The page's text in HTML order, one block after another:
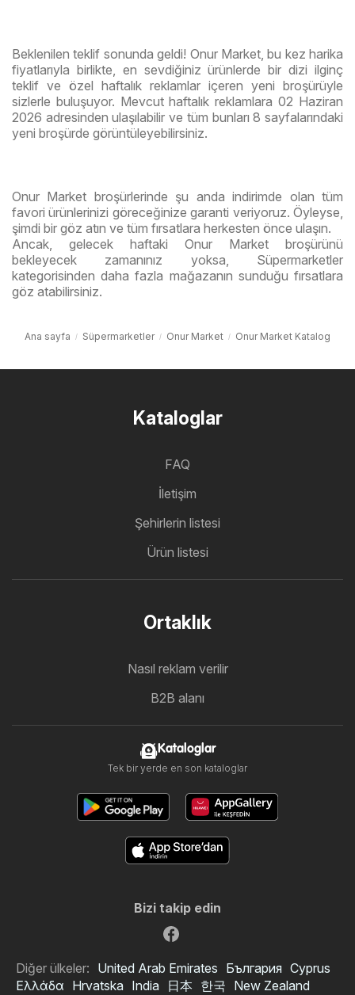
Beklenilen teklif sonunda geldi! Onur Market, bu kez harika
fiyatlarıyla birlikte, en sevdiğiniz ürünlerde bir dizi ilginç
teklif ve özel haftalık reklamlar içeren yeni broşürüyle
sizlerle buluşuyor. Mevcut haftalık reklamlara 02 Haziran
2026 adresinden ulaşılabilir ve tüm bunları 8 sayfalarındaki
yeni broşürde görüntüleyebilirsiniz.
Onur Market broşürlerinde şu anda indirimde olan tüm
favori ürünlerinizi göreceğinize garanti veriyoruz. Öyleyse,
şimdi bir göz atın ve tüm fırsatlara herkesten önce ulaşın.
Ancak, gelecek haftaki Onur Market broşürünü
bekleyecek zamanınız yoksa, Süpermarketler
kategorisinden daha fazla mağazanın sunduğu fırsatlara
göz atabilirsiniz.
Ana sayfa Süpermarketler Onur Market Onur Market Katalog
Kataloglar
FAQ
İletişim
Şehirlerin listesi
Ürün listesi
Ortaklık
Nasıl reklam verilir
B2B alanı
Kataloglar
Tek bir yerde en son kataloglar
Bizi takip edin
Diğer ülkeler: United Arab Emirates България Cyprus
Ελλάδα Hrvatska India 日本 한국 New Zealand